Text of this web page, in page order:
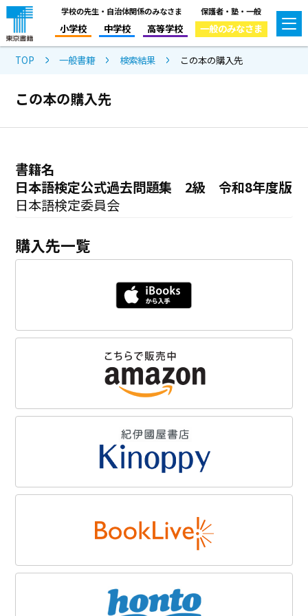
学校の先生・自治体関係のみなさま
小学校 中学校 高等学校
保護者・塾・一般
一般のみなさま
TOP 一般書籍 検索結果 この本の購入先
この本の購入先
書籍名
日本語検定公式過去問題集 2級 令和8年度版
日本語検定委員会
購入先一覧